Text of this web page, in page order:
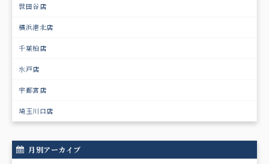
世田谷店
横浜港北店
千葉柏店
水戸店
宇都宮店
埼玉川口店
月別アーカイブ